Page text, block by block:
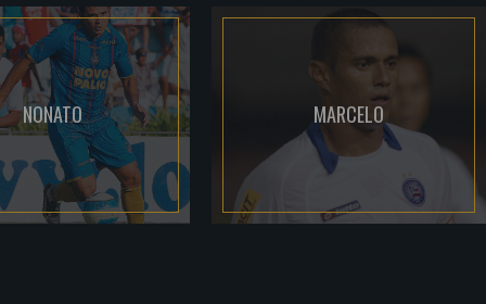
NONATO MARCELO